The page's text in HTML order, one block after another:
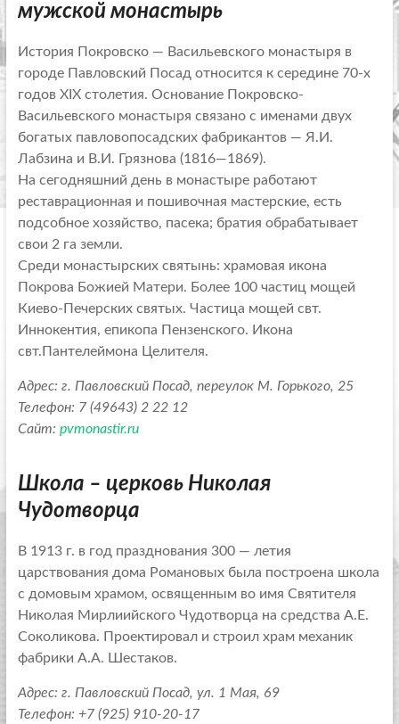
мужской монастырь
История Покровско — Васильевского монастыря в
городе Павловский Посад относится к середине 70-х
годов XIX столетия. Основание Покровско-
Васильевского монастыря связано с именами двух
богатых павловопосадских фабрикантов — Я.И.
Лабзина и В.И. Грязнова (1816—1869).
На сегодняшний день в монастыре работают
реставрационная и пошивочная мастерские, есть
подсобное хозяйство, пасека; братия обрабатывает
свои 2 га земли.
Среди монастырских святынь: храмовая икона
Покрова Божией Матери. Более 100 частиц мощей
Киево-Печерских святых. Частица мощей свт.
Иннокентия, епикопа Пензенского. Икона
свт.Пантелеймона Целителя.
Адрес: г. Павловский Посад, переулок М. Горького, 25
Телефон: 7 (49643) 2 22 12
Сайт: pvmonastir.ru
Школа – церковь Николая
Чудотворца
В 1913 г. в год празднования 300 — летия
царствования дома Романовых была построена школа
с домовым храмом, освященным во имя Святителя
Николая Мирлиийского Чудотворца на средства А.Е.
Соколикова. Проектировал и строил храм механик
фабрики А.А. Шестаков.
Адрес: г. Павловский Посад, ул. 1 Мая, 69
Телефон: +7 (925) 910-20-17